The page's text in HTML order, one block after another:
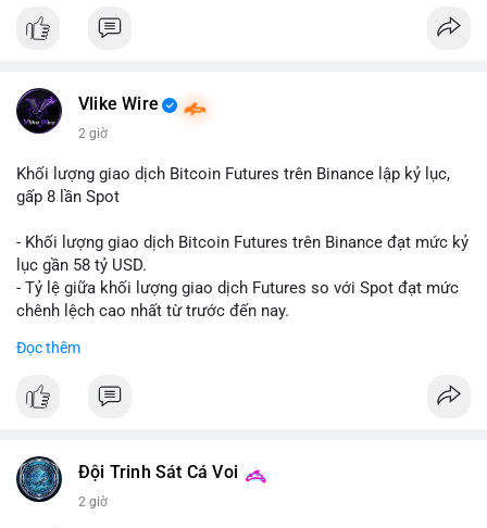
Vlike Wire
2 giờ
Khối lượng giao dịch Bitcoin Futures trên Binance lập kỷ lục,
gấp 8 lần Spot
- Khối lượng giao dịch Bitcoin Futures trên Binance đạt mức kỷ
lục gần 58 tỷ USD.
- Tỷ lệ giữa khối lượng giao dịch Futures so với Spot đạt mức
chênh lệch cao nhất từ trước đến nay.
dịch Spot.
#binance #btc
#vlikevn #titanbot
Đọc thêm
Đội Trinh Sát Cá Voi
2 giờ